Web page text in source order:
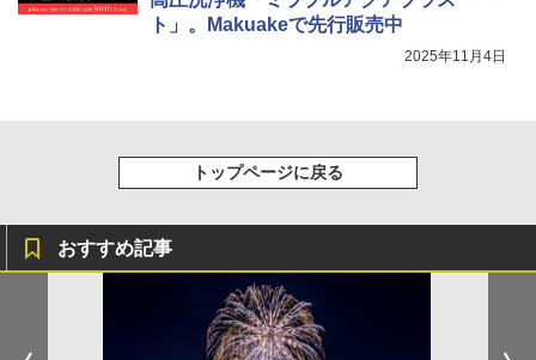
ト」。Makuakeで先行販売中
2025年11月4日
トップページに戻る
おすすめ記事